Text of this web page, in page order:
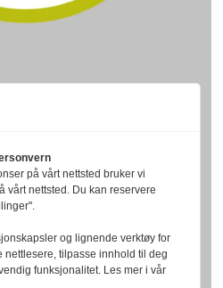
på vårt nettsted bruker vi
vårt nettsted. Du kan reservere
og lignende verktøy for
nettlesere, tilpasse innhold til deg
funksjonalitet. Les mer i vår